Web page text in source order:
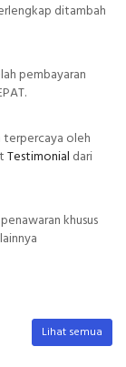
ditambah
pembayaran
terpercaya oleh
Testimonial dari
khusus
Lihat semua